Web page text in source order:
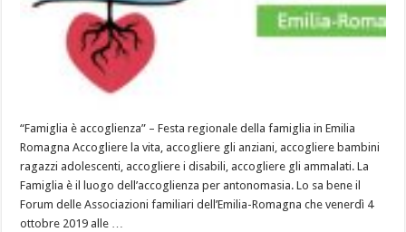
“Famiglia è accoglienza” – Festa regionale della famiglia in Emilia
Romagna Accogliere la vita, accogliere gli anziani, accogliere bambini
ragazzi adolescenti, accogliere i disabili, accogliere gli ammalati. La
Famiglia è il luogo dell’accoglienza per antonomasia. Lo sa bene il
Forum delle Associazioni familiari dell’Emilia-Romagna che venerdì 4
ottobre 2019 alle …